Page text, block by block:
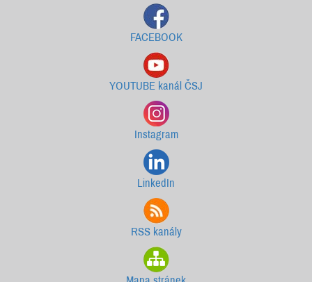
FACEBOOK
YOUTUBE kanál ČSJ
Instagram
LinkedIn
RSS kanály